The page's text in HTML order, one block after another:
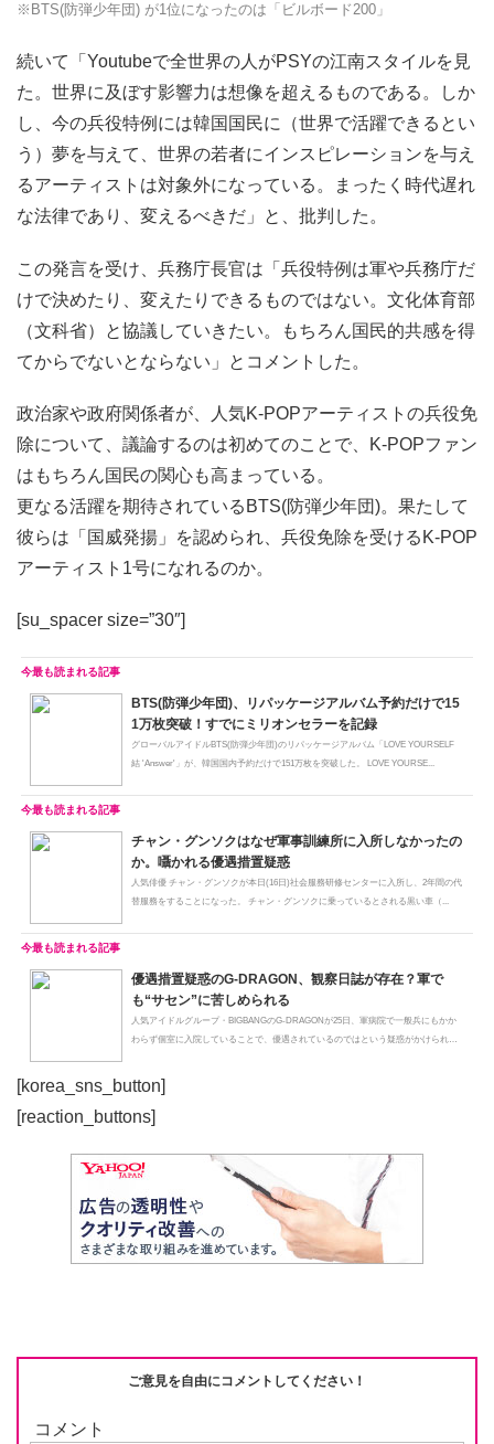
※BTS(防弾少年団) が1位になったのは「ビルボード200」
続いて「Youtubeで全世界の人がPSYの江南スタイルを見
た。世界に及ぼす影響力は想像を超えるものである。しか
し、今の兵役特例には韓国国民に（世界で活躍できるとい
う）夢を与えて、世界の若者にインスピレーションを与え
るアーティストは対象外になっている。まったく時代遅れ
な法律であり、変えるべきだ」と、批判した。
この発言を受け、兵務庁長官は「兵役特例は軍や兵務庁だ
けで決めたり、変えたりできるものではない。文化体育部
（文科省）と協議していきたい。もちろん国民的共感を得
てからでないとならない」とコメントした。
政治家や政府関係者が、人気K-POPアーティストの兵役免
除について、議論するのは初めてのことで、K-POPファン
はもちろん国民の関心も高まっている。
更なる活躍を期待されているBTS(防弾少年団)。果たして
彼らは「国威発揚」を認められ、兵役免除を受けるK-POP
アーティスト1号になれるのか。
[su_spacer size=”30″]
BTS(防弾少年団)、リパッケージアルバム予約だけで15
1万枚突破！すでにミリオンセラーを記録
グローバルアイドルBTS(防弾少年団)のリパッケージアルバム「LOVE YOURSELF
結 'Answer'」が、韓国国内予約だけで151万枚を突破した。 LOVE YOURSE...
チャン・グンソクはなぜ軍事訓練所に入所しなかったの
か。囁かれる優遇措置疑惑
人気俳優 チャン・グンソクが本日(16日)社会服務研修センターに入所し、2年間の代
替服務をすることになった。 チャン・グンソクに乗っているとされる黒い車（...
優遇措置疑惑のG-DRAGON、観察日誌が存在？軍で
も“サセン”に苦しめられる
人気アイドルグループ・BIGBANGのG-DRAGONが25日、軍病院で一般兵にもかか
わらず個室に入院していることで、優遇されているのではという疑惑がかけられた
[korea_sns_button]
[reaction_buttons]
ご意見を自由にコメントしてください！